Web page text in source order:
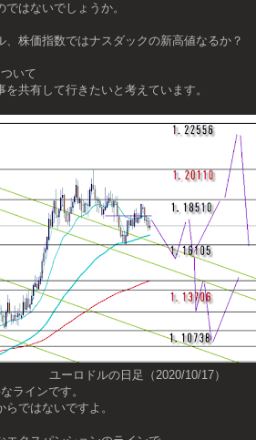
はないでしょうか。
、株価指数ではナスダックの新高値なるか？
いて
共有して行きたいと考えています。
ユーロドルの日足（2020/10/17）
ラインです。
ではないですよ。